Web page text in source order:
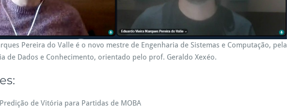
q
u
s
e
Pereira do Valle é o novo mestre de Engenharia de Sistemas e Computação, pela
de Dados e Conhecimento, orientado pelo prof. Geraldo Xexéo.
de Vitória para Partidas de MOBA